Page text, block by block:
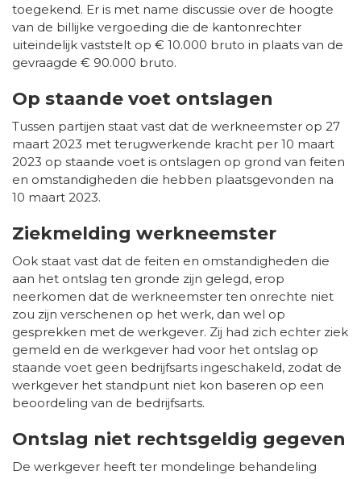
toegekend. Er is met name discussie over de hoogte
van de billijke vergoeding die de kantonrechter
uiteindelijk vaststelt op € 10.000 bruto in plaats van de
gevraagde € 90.000 bruto.
Op staande voet ontslagen
Tussen partijen staat vast dat de werkneemster op 27
maart 2023 met terugwerkende kracht per 10 maart
2023 op staande voet is ontslagen op grond van feiten
en omstandigheden die hebben plaatsgevonden na
10 maart 2023.
Ziekmelding werkneemster
Ook staat vast dat de feiten en omstandigheden die
aan het ontslag ten gronde zijn gelegd, erop
neerkomen dat de werkneemster ten onrechte niet
zou zijn verschenen op het werk, dan wel op
gesprekken met de werkgever. Zij had zich echter ziek
gemeld en de werkgever had voor het ontslag op
staande voet geen bedrijfsarts ingeschakeld, zodat de
werkgever het standpunt niet kon baseren op een
beoordeling van de bedrijfsarts.
Ontslag niet rechtsgeldig gegeven
De werkgever heeft ter mondelinge behandeling